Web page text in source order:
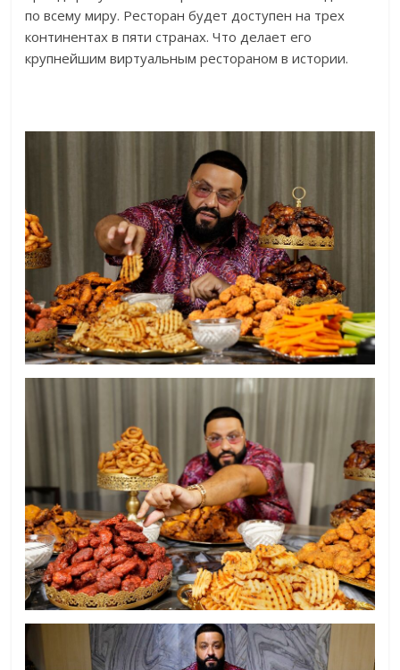
по всему миру. Ресторан будет доступен на трех
континентах в пяти странах. Что делает его
крупнейшим виртуальным рестораном в истории.